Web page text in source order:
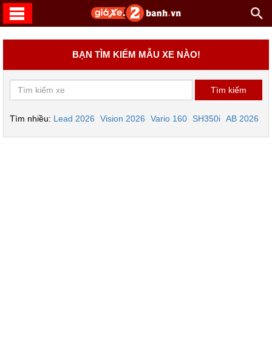
BẠN TÌM KIẾM MẪU XE NÀO!
Tìm nhiều: Lead 2026 Vision 2026 Vario 160 SH350i AB 2026